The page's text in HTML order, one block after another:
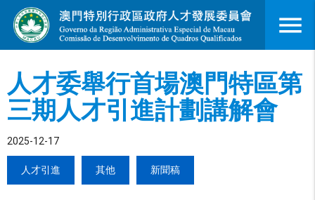
menu
人才委舉行首場澳門特區第
三期人才引進計劃講解會
2025-12-17
人才引進 其他 新聞稿